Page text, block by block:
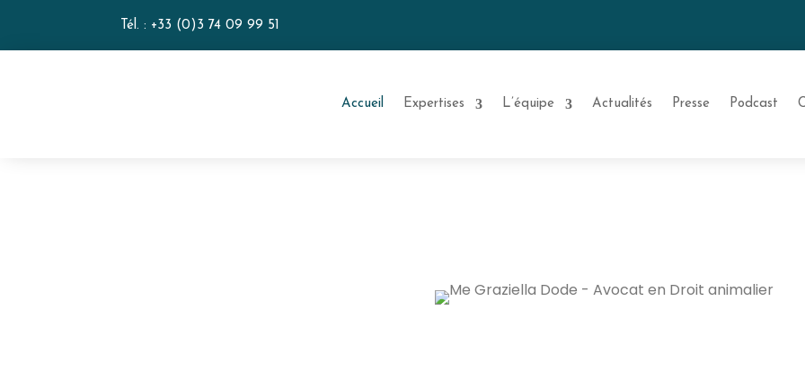
Tél. : +33 (0)3 74 09 99 51
Accueil Expertises L’équipe Actualités Presse Podcast